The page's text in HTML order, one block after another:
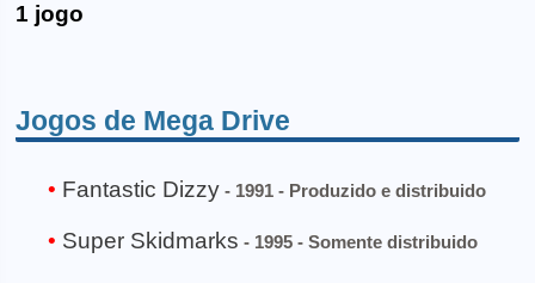
1 jogo
Jogos de Mega Drive
Fantastic Dizzy - 1991 - Produzido e distribuido
Super Skidmarks - 1995 - Somente distribuido